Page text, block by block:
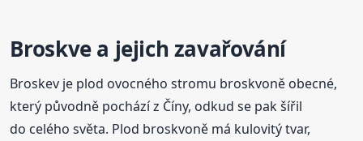
Broskve a jejich zavařování
Broskev je plod ovocného stromu broskvoně obecné,
který původně pochází z Číny, odkud se pak šířil
do celého světa. Plod broskvoně má kulovitý tvar,